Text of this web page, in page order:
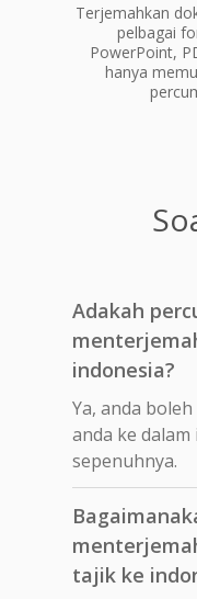
Terjemahkan
pelbagai
PowerPoint,
hanya
Adakah
indonesia?
Ya, anda
anda ke
sepenuhnya.
tajik ke